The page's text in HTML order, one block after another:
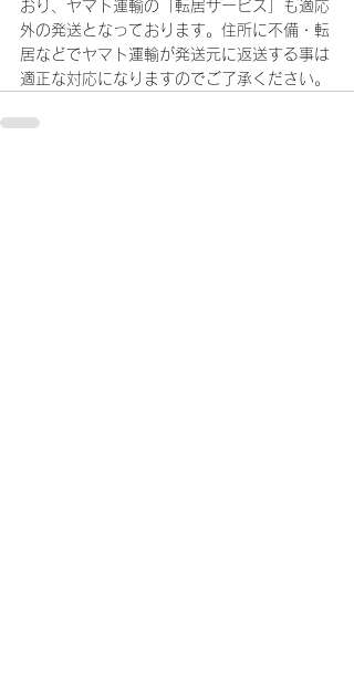
おり、ヤマト運輸の「転居サービス」も適応
外の発送となっております。住所に不備・転
居などでヤマト運輸が発送元に返送する事は
適正な対応になりますのでご了承ください。